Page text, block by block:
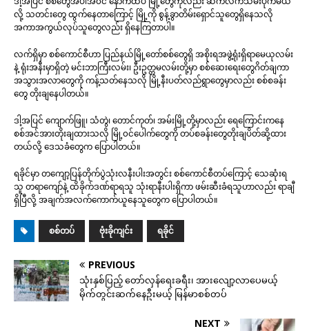
လို့ သတင်းတွေ ထွက်နေတာကြောင့် မြို့ကို စွန့်ခွာတိမ်းရှောင်သူတွေရှိနေသလို
အကာအကွယ်လုပ်သူတွေလည်း ရှိနေကြတာပါ။
လက်ရှိမှာ စစ်ကောင်စီဟာ ပြည်နယ်မြို့တော်စစ်တွေရှိ အစိုးရအဖွဲ့ရုံးရှိရာမေယုလမ်း
နဲ့ ရုံးအနီးမှာရှိတဲ့ မင်းဘာကြီးလမ်း၊ ဦးဥတ္တမလမ်းတို့မှာ စစ်ဆေးရေးတွေဂိတ်ချကာ
အသွားအလာတွေကို ကန့်သတ်နေသလို မြို့နီးပတ်လည်ရွာတွေမှာလည်း စစ်စခန်း
တွေ တိုးချနေပါတယ်။
ဒါ့အပြင် ကျောက်ဖြူ၊ သံတွဲ၊ တောင်ကုတ်၊ အမ်းမြို့တို့မှာလည်း ရေကြောင်းကနေ
စစ်အင်အားတိုးချထားသလို မြို့၀င်ပေါက်တွေကို တပ်စခန်းတွေတိုးချပိတ်ဆို့ထား
တယ်လို့ ဒေသခံတွေက ပြောပါတယ်။
ရခိုင်မှာ တကျော့ပြန်တိုက်ပွဲသုံးလနီးပါးအတွင်း စစ်ကောင်စီတပ်ကြောင့် သေဆုံးရ
သူ တရာကျော်နဲ့ ထိခိုက်ဒဏ်ရာရသူ သုံးရာနီးပါးရှိကာ ဖမ်းဆီးခံရသူဟာလည်း ရာချီ
ရှိပြီလို့ အချက်အလက်ကောက်ယူနေသူတွေက ပြောပါတယ်။
စစ်တပ် ဗုံးခိုကျင်း ရခိုင်
PREVIOUS
သုံးနှစ်ပြည့် တော်လှန်ရေးခရီး၊ အားလျော့လာပေမယ့်
မိုက်တွင်းဆက်နေဦးမယ့် မြန်မာစစ်တပ်
NEXT